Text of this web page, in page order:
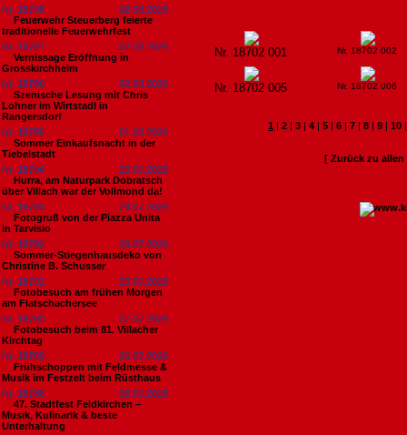
Nr. 18798
02.08.2026
Feuerwehr Steuerberg feierte
traditionelle Feuerwehrfest
Nr. 18797
02.08.2026
Vernissage Eröffnung in
Grosskirchheim
Nr. 18796
02.08.2026
Szenische Lesung mit Chris
Lohner im Wirtstadl in
Rangersdorf
Nr. 18795
01.08.2026
Sommer Einkaufsnacht in der
Tiebelstadt
Nr. 18794
29.07.2026
Hurra, am Naturpark Dobratsch
über Villach war der Vollmond da!
Nr. 18793
29.07.2026
Fotogruß von der Piazza Unita
in Tarvisio
Nr. 18792
29.07.2026
Sommer-Stiegenhausdeko von
Christine B. Schusser
Nr. 18791
29.07.2026
Fotobesuch am frühen Morgen
am Flatschachersee
Nr. 18790
27.07.2026
Fotobesuch beim 81. Villacher
Kirchtag
Nr. 18789
26.07.2026
Frühschoppen mit Feldmesse &
Musik im Festzelt beim Rüsthaus
Nr. 18788
26.07.2026
47. Stadtfest Feldkirchen –
Musik, Kulinarik & beste
Unterhaltung
Nr. 18702 001 Nr. 18702 002
Nr. 18702 005 Nr. 18702 006
1 | 2 | 3 | 4 | 5 | 6 | 7 | 8 | 9 | 10
[ Zurück zu